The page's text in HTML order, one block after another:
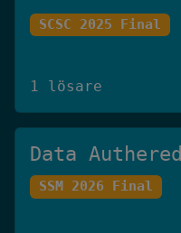
SCSC 2025 Final
1 lösare
Data Authered
SSM 2026 Final